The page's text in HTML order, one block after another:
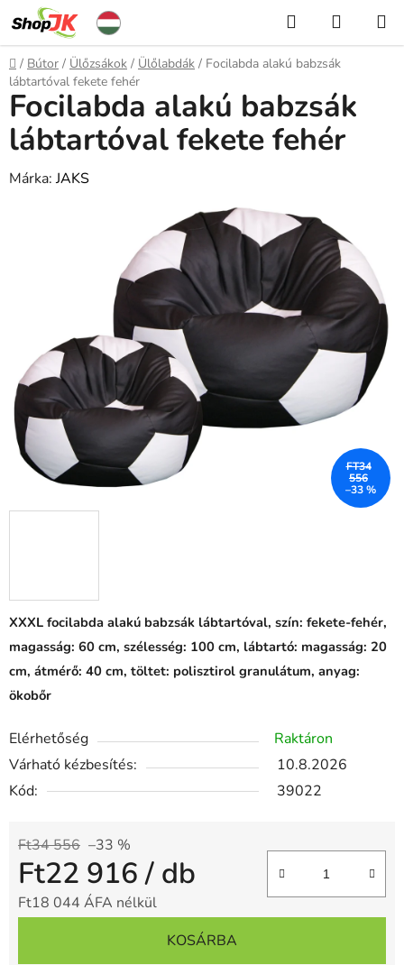
Ugrás
fő
tartalomhoz
KeresésKOSÁR
Kezdőlap
/ Bútor / Ülőzsákok / Ülőlabdák / Focilabda alakú babzsák
lábtartóval fekete fehér
XXXL focilabda alakú babzsák lábtartóval, szín: fekete-fehér,
magasság: 60 cm, szélesség: 100 cm, lábtartó: magasság: 20
cm, átmérő: 40 cm, töltet: polisztirol granulátum, anyag:
ökobőr
Elérhetőség
Raktáron
Várható kézbesítés:
10.8.2026
Kód:
39022
Ft34 556 –33 %
Ft22 916/ db
Ft18 044 ÁFA nélkül
KOSÁRBA
Focilabda alakú babzsák
lábtartóval fekete fehér
Márka:JAKS
FT34
556
–33 %